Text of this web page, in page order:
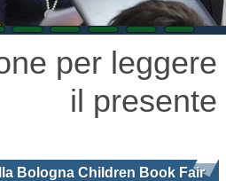
per leggere
il presente
Bologna Children Book Fair